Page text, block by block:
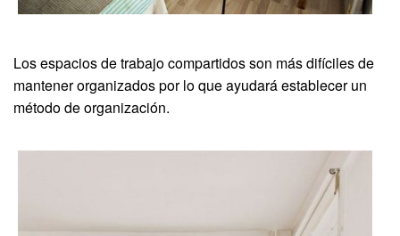
Los espacios de trabajo compartidos son más difíciles de
mantener organizados por lo que ayudará establecer un
método de organización.